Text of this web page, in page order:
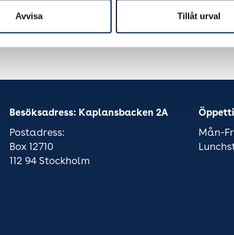
Avvisa Tillåt urval
Besöksadress: Kaplansbacken 2A
Postadress:
Box 12710
112 94 Stockholm
Mån-